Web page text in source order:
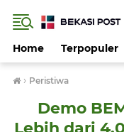
Home Terpopuler
› Peristiwa
Demo
Lebih dari